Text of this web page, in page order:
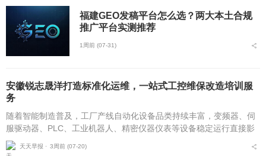
福建GEO发稿平台怎么选？两大本土合规
推广平台实测推荐
1周前 (07-31)
安徽锐志晟洋打造标准化运维，一站式工控维保改造培训服
务
随着智能制造普及，工厂产线自动化设备品类持续丰富，变频器、伺
服驱动器、PLC、工业机器人、精密仪器仪表等设备稳定运行直接影
响企业产能。不少制造企业面临原厂维保周期长、维修价格浮动大、
小型维修机构技术参...
天天早报 ⋅ 3周前 (07-20)